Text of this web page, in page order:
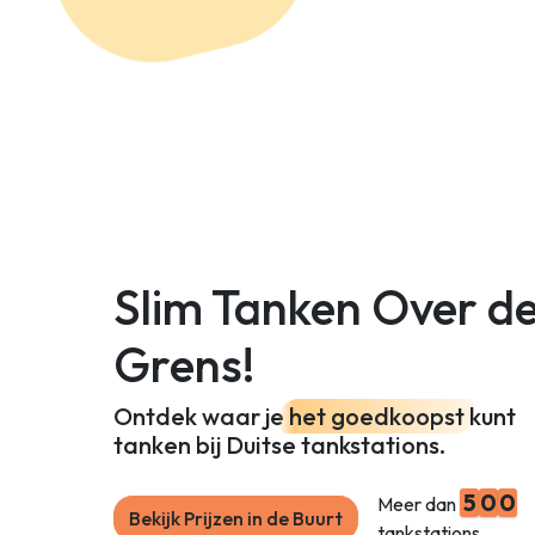
Slim Tanken Over
Grens!
Ontdek waar je het goedkoopst kunt
tanken bij Duitse tankstations.
Bekijk Prijzen in de Buurt
Meer dan 5 00